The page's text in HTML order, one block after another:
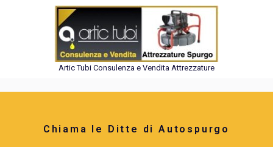
Artic Tubi Consulenza e Vendita Attrezzature
Chiama le Ditte di Autospurgo